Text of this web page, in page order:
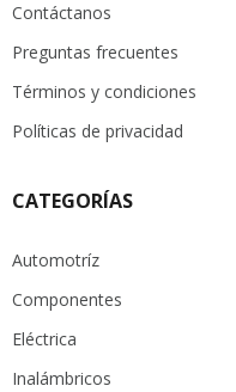
Contáctanos
Preguntas frecuentes
Términos y condiciones
Políticas de privacidad
CATEGORÍAS
Automotríz
Componentes
Eléctrica
Inalámbricos